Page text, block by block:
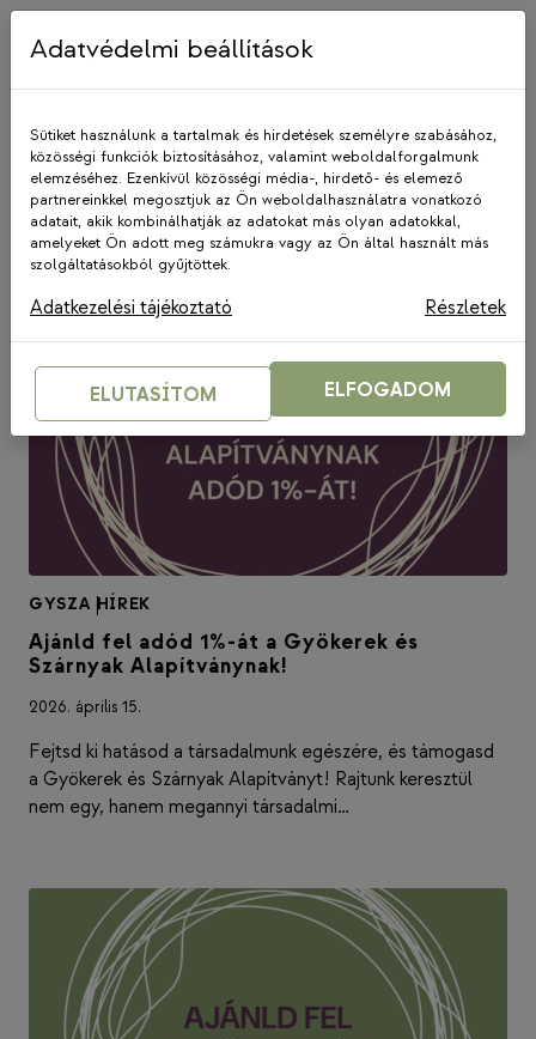
Skip
Adó 1%
GYSZA |
HÍREK
Ajánld fel adód 1%-át a Gyökerek és
Szárnyak Alapítványnak!
2026. április 15.
Fejtsd ki hatásod a társadalmunk egészére, és támogasd
a Gyökerek és Szárnyak Alapítványt! Rajtunk keresztül
nem egy, hanem megannyi társadalmi…
Adatvédelmi beállítások
Sütiket használunk a tartalmak és hirdetések személyre szabásához,
közösségi funkciók biztosításához, valamint weboldalforgalmunk
elemzéséhez. Ezenkívül közösségi média-, hirdető- és elemező
partnereinkkel megosztjuk az Ön weboldalhasználatra vonatkozó
adatait, akik kombinálhatják az adatokat más olyan adatokkal,
amelyeket Ön adott meg számukra vagy az Ön által használt más
szolgáltatásokból gyűjtöttek.
Adatkezelési tájékoztató Részletek
ELUTASÍTOM ELFOGADOM